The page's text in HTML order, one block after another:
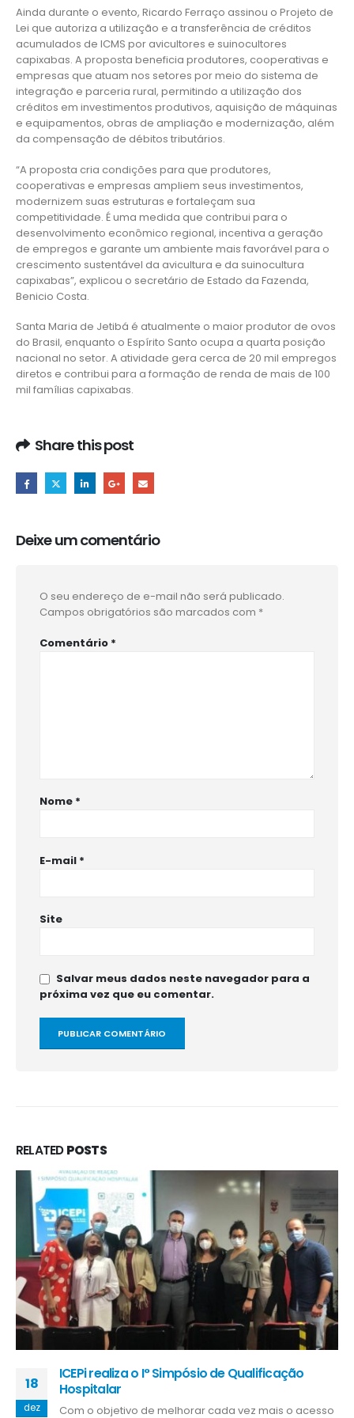
Ainda durante o evento, Ricardo Ferraço assinou o Projeto de
Lei que autoriza a utilização e a transferência de créditos
acumulados de ICMS por avicultores e suinocultores
capixabas. A proposta beneficia produtores, cooperativas e
empresas que atuam nos setores por meio do sistema de
integração e parceria rural, permitindo a utilização dos
créditos em investimentos produtivos, aquisição de máquinas
e equipamentos, obras de ampliação e modernização, além
da compensação de débitos tributários.
“A proposta cria condições para que produtores,
cooperativas e empresas ampliem seus investimentos,
modernizem suas estruturas e fortaleçam sua
competitividade. É uma medida que contribui para o
desenvolvimento econômico regional, incentiva a geração
de empregos e garante um ambiente mais favorável para o
crescimento sustentável da avicultura e da suinocultura
capixabas”, explicou o secretário de Estado da Fazenda,
Benicio Costa.
Santa Maria de Jetibá é atualmente o maior produtor de ovos
do Brasil, enquanto o Espírito Santo ocupa a quarta posição
nacional no setor. A atividade gera cerca de 20 mil empregos
diretos e contribui para a formação de renda de mais de 100
mil famílias capixabas.
Share this post
Deixe um comentário
O seu endereço de e-mail não será publicado.
Campos obrigatórios são marcados com *
Comentário *
Nome *
E-mail *
Site
Salvar meus dados neste navegador para a
próxima vez que eu comentar.
RELATEDPOSTS
15
out
Espírito Santo é o estado com menor tempo
médio para a abertura de novas empresas no
país